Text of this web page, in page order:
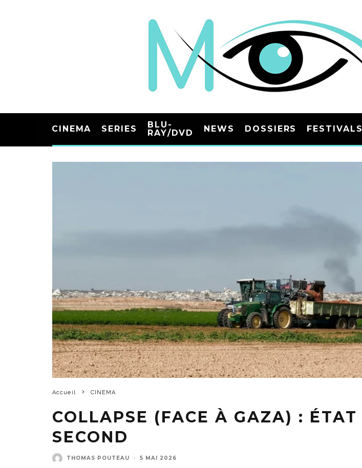
CINEMA SERIES
BLU-
RAY/DVD
NEWS DOSSIERS FESTIVALS
Accueil CINEMA
COLLAPSE (FACE À GAZA) : ÉTAT
SECOND
THOMAS POUTEAU · 5 MAI 2026